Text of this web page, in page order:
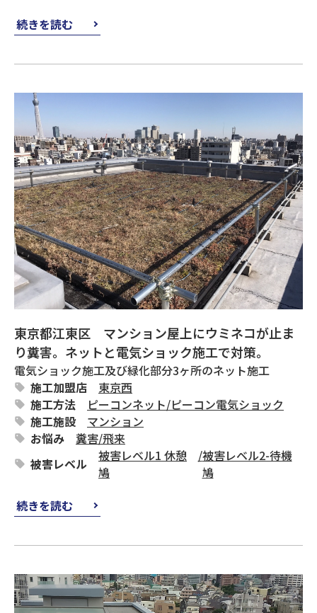
続きを読む
東京都江東区 マンション屋上にウミネコが止ま
り糞害。ネットと電気ショック施工で対策。
電気ショック施工及び緑化部分3ヶ所のネット施工
施工加盟店
東京西
施工方法
ピーコンネット/ピーコン電気ショック
施工施設
マンション
お悩み
糞害/飛来
被害レベル
被害レベル1 休憩
鳩
/被害レベル2-待機
鳩
続きを読む